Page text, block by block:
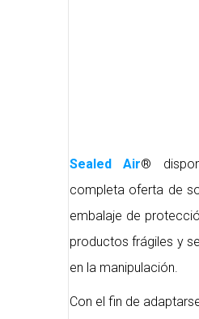
Sealed Air®
completa oferta de
embalaje de
productos frágiles y
en la manipulación.
Con el fin de